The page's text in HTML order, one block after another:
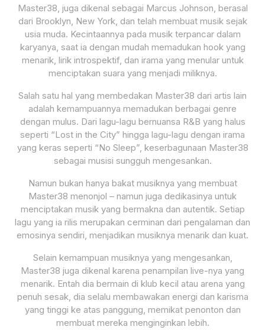
Master38, juga dikenal sebagai Marcus Johnson, berasal
dari Brooklyn, New York, dan telah membuat musik sejak
usia muda. Kecintaannya pada musik terpancar dalam
karyanya, saat ia dengan mudah memadukan hook yang
menarik, lirik introspektif, dan irama yang menular untuk
menciptakan suara yang menjadi miliknya.
Salah satu hal yang membedakan Master38 dari artis lain
adalah kemampuannya memadukan berbagai genre
dengan mulus. Dari lagu-lagu bernuansa R&B yang halus
seperti “Lost in the City” hingga lagu-lagu dengan irama
yang keras seperti “No Sleep”, keserbagunaan Master38
sebagai musisi sungguh mengesankan.
Namun bukan hanya bakat musiknya yang membuat
Master38 menonjol – namun juga dedikasinya untuk
menciptakan musik yang bermakna dan autentik. Setiap
lagu yang ia rilis merupakan cerminan dari pengalaman dan
emosinya sendiri, menjadikan musiknya menarik dan kuat.
Selain kemampuan musiknya yang mengesankan,
Master38 juga dikenal karena penampilan live-nya yang
menarik. Entah dia bermain di klub kecil atau arena yang
penuh sesak, dia selalu membawakan energi dan karisma
yang tinggi ke atas panggung, memikat penonton dan
membuat mereka menginginkan lebih.